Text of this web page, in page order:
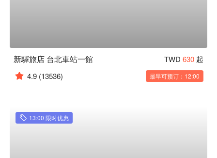
新驛旅店 台北車站一館 TWD 630 起
4.9 (13536) 最早可预订：12:00
13:00 限时优惠